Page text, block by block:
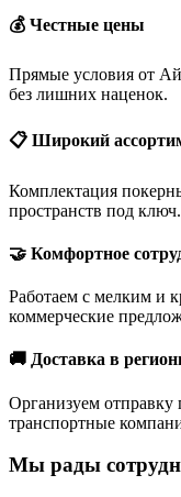
💰 Честные цены
Прямые условия от
без лишних наценок.
📋 Широкий
Комплектация
пространств под ключ.
🤝 Комфортное
Работаем с мелким и
коммерческие
🚚 Доставка в
Организуем отправку
транспортные
Мы рады